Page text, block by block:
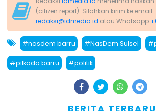
(citizen report). Silahkan kirim ke email:
redaksi@idmedia.id atau Whatsapp
#nasdem barru #NasDem Sulsel
#pilkada barru #politik
BERITA TERBARU